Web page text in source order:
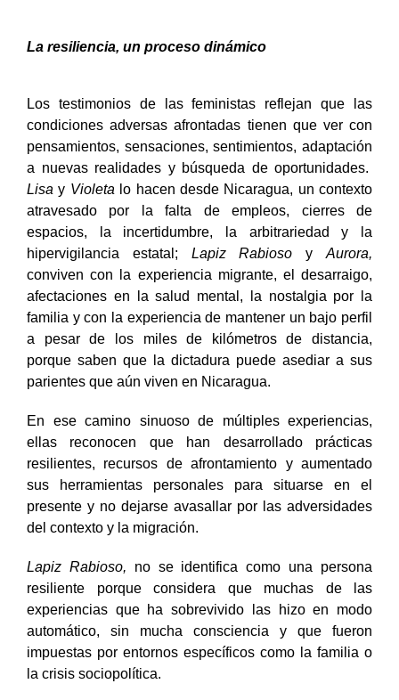
La resiliencia, un proceso dinámico
Los testimonios de las feministas reflejan que las
condiciones adversas afrontadas tienen que ver con
pensamientos, sensaciones, sentimientos, adaptación
a nuevas realidades y búsqueda de oportunidades.
Lisa y Violeta lo hacen desde Nicaragua, un contexto
atravesado por la falta de empleos, cierres de
espacios, la incertidumbre, la arbitrariedad y la
hipervigilancia estatal; Lapiz RabiosoyAurora,
conviven con la experiencia migrante, el desarraigo,
afectaciones en la salud mental, la nostalgia por la
familia y con la experiencia de mantener un bajo perfil
a pesar de los miles de kilómetros de distancia,
porque saben que la dictadura puede asediar a sus
parientes que aún viven en Nicaragua.
En ese camino sinuoso de múltiples experiencias,
ellas reconocen que han desarrollado prácticas
resilientes, recursos de afrontamiento y aumentado
sus herramientas personales para situarse en el
presente y no dejarse avasallar por las adversidades
del contexto y la migración.
Lapiz Rabioso, no se identifica como una persona
resiliente porque considera que muchas de las
experiencias que ha sobrevivido las hizo en modo
automático, sin mucha consciencia y que fueron
impuestas por entornos específicos como la familia o
la crisis sociopolítica.